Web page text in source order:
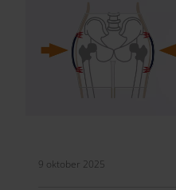
9 oktober 2025